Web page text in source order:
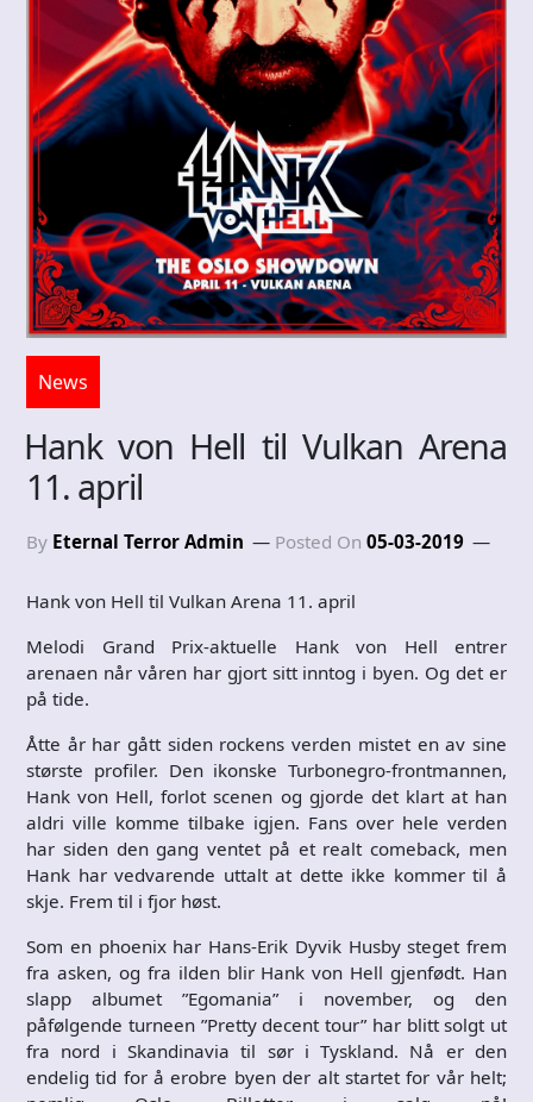
News
Hank von Hell til Vulkan Arena
11. april
By Eternal Terror Admin Posted On 05-03-2019
Hank von Hell til Vulkan Arena 11. april
Melodi Grand Prix-aktuelle Hank von Hell entrer
arenaen når våren har gjort sitt inntog i byen. Og det er
på tide.
Åtte år har gått siden rockens verden mistet en av sine
største profiler. Den ikonske Turbonegro-frontmannen,
Hank von Hell, forlot scenen og gjorde det klart at han
aldri ville komme tilbake igjen. Fans over hele verden
har siden den gang ventet på et realt comeback, men
Hank har vedvarende uttalt at dette ikke kommer til å
skje. Frem til i fjor høst.
Som en phoenix har Hans-Erik Dyvik Husby steget frem
fra asken, og fra ilden blir Hank von Hell gjenfødt. Han
slapp albumet ”Egomania” i november, og den
påfølgende turneen ”Pretty decent tour” har blitt solgt ut
fra nord i Skandinavia til sør i Tyskland. Nå er den
endelig tid for å erobre byen der alt startet for vår helt;